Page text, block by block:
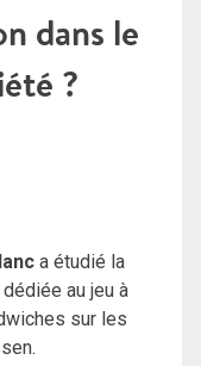
dans le
?
a étudié la
au jeu à
sur les